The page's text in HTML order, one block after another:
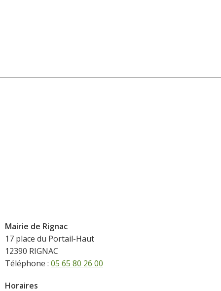
Mairie de Rignac
17 place du Portail-Haut
12390 RIGNAC
Téléphone : 05 65 80 26 00
Horaires